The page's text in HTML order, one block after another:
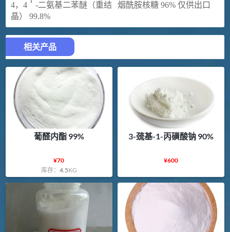
4，4＇-二氨基二苯醚（重结
晶） 99.8%
烟酰胺核糖 96% 仅供出口
相关产品
葡醛内酯 99%
¥70
库存： 4.5KG
3-巯基-1-丙磺酸钠 90%
¥600